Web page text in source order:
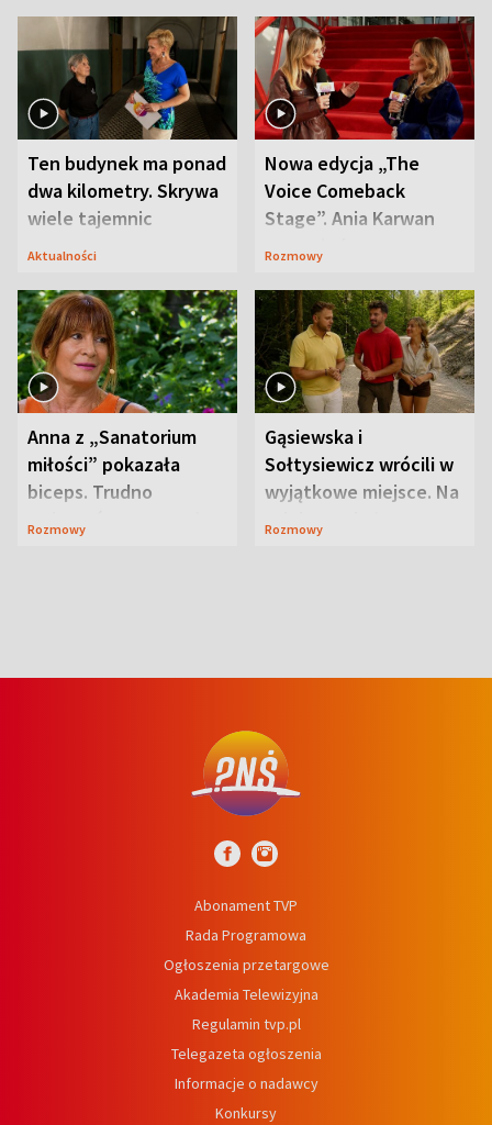
Ten budynek ma ponad
dwa kilometry. Skrywa
wiele tajemnic
Aktualności
Nowa edycja „The
Voice Comeback
Stage”. Ania Karwan
zapowiada
Rozmowy
Anna z „Sanatorium
miłości” pokazała
biceps. Trudno
uwierzyć, co przeszła
Rozmowy
Gąsiewska i
Sołtysiewicz wrócili w
wyjątkowe miejsce. Na
szlaku czekał
Rozmowy
Abonament TVP
Rada Programowa
Ogłoszenia przetargowe
Akademia Telewizyjna
Regulamin tvp.pl
Telegazeta ogłoszenia
Informacje o nadawcy
Konkursy